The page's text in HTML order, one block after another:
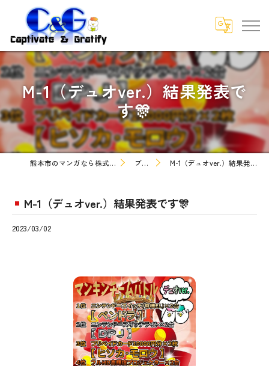
M-1（デュオver.）結果発表で
す🎊
熊本市のマンガなら株式会社C&G ブログ M-1（デュオver.）結果発表です🎊
M-1（デュオver.）結果発表です🎊
2023/03/02